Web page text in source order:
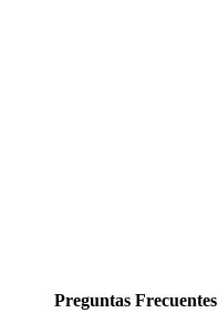
Preguntas Frecuentes